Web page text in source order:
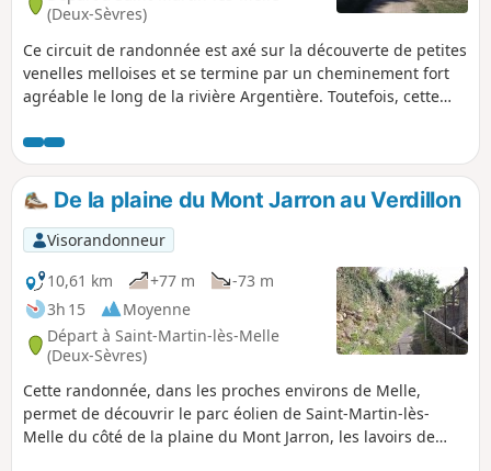
(Deux-Sèvres)
Ce circuit de randonnée est axé sur la découverte de petites
venelles melloises et se termine par un cheminement fort
agréable le long de la rivière Argentière. Toutefois, cette
de la ville de Melle (cf. rubrique "Pendant la randonnée ou
à proximité").
De la plaine du Mont Jarron au Verdillon
Visorandonneur
10,61 km
+77 m
-73 m
3h 15
Moyenne
Départ à Saint-Martin-lès-Melle
(Deux-Sèvres)
Cette randonnée, dans les proches environs de Melle,
permet de découvrir le parc éolien de Saint-Martin-lès-
Melle du côté de la plaine du Mont Jarron, les lavoirs de